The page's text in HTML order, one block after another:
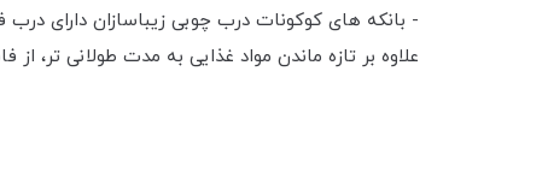
- بانکه های کوکونات درب چوبی زیباسازان دارای
علاوه بر تازه ماندن مواد غذایی به مدت طولانی تر،